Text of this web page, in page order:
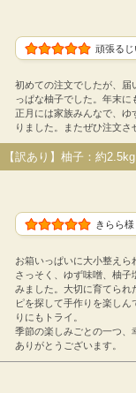
頑張る
初めての注文でしたが、届
っぱな柚子でした。年末
正月には家族みんなで、ゆ
りました。またぜひ注文さ
【訳あり】柚子：約
きらら様
お箱いっぱいに大小整えら
さっそく、ゆず味噌、柚
みました。大切に育てられ
ピを探して手作りを楽し
りにもトライ。
季節の楽しみごとの一つ、
ありがとうございます。